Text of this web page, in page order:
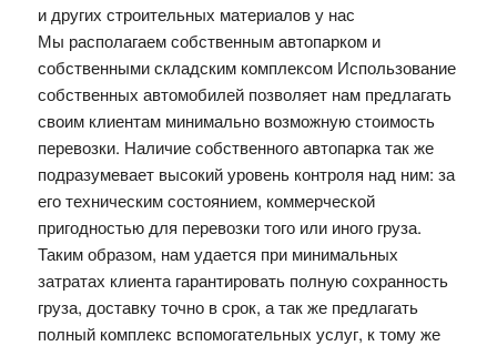
и других строительных материалов у нас
Мы располагаем собственным автопарком и
собственными складским комплексом Использование
собственных автомобилей позволяет нам предлагать
своим клиентам минимально возможную стоимость
перевозки. Наличие собственного автопарка так же
подразумевает высокий уровень контроля над ним: за
его техническим состоянием, коммерческой
пригодностью для перевозки того или иного груза.
Таким образом, нам удается при минимальных
затратах клиента гарантировать полную сохранность
груза, доставку точно в срок, а так же предлагать
полный комплекс вспомогательных услуг, к тому же